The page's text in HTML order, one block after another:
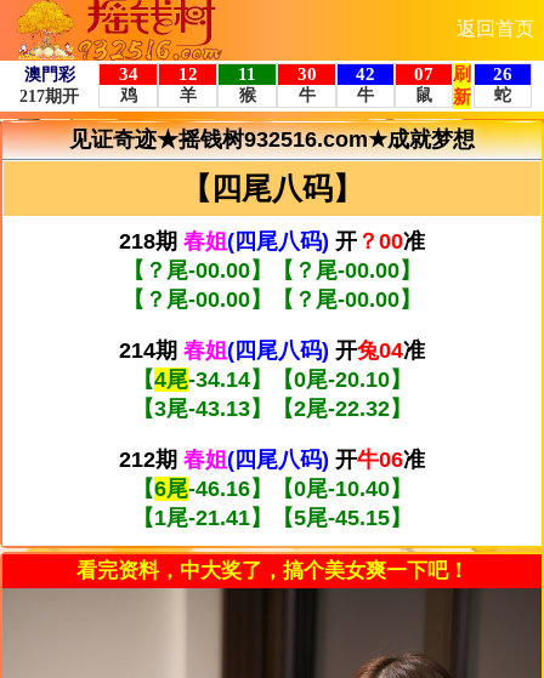
返回首页
见证奇迹★摇钱树932516.com★成就梦想
【四尾八码】
218期 春姐(四尾八码) 开 ？00准
【 ？尾-00.00】【 ？尾-00.00】
【 ？尾-00.00】【 ？尾-00.00】
214期 春姐(四尾八码) 开兔04准
【4尾-34.14】【0尾-20.10】
【3尾-43.13】【2尾-22.32】
212期 春姐(四尾八码) 开牛06准
【6尾-46.16】【0尾-10.40】
【1尾-21.41】【5尾-45.15】
看完资料，中大奖了，搞个美女爽一下吧！